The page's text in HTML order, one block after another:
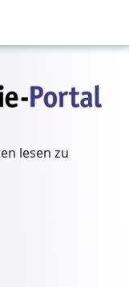
lesen zu